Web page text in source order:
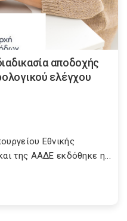
αποδοχής
ελέγχου
Εθνικής
της ΑΑΔΕ εκδόθηκε η...